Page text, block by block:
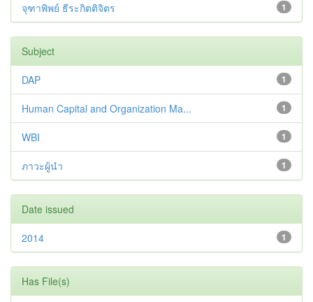
1
จุฑาพิพย์ ธีระกิตติจิตร
Subject
1
DAP
1
Human Capital and Organization Ma...
1
WBI
1
ภาวะผู้นำ
Date issued
1
2014
Has File(s)